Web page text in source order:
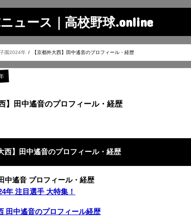
ュース｜高校野球.online
園2024年 【京都外大西】田中遙音のプロフィール・経歴
】田中遙音のプロフィール・経歴
西】田中遙音のプロフィール・経歴
中遙音 プロフィール・経歴
年 注目選手 大特集！
田中遙音のプロフィール経歴